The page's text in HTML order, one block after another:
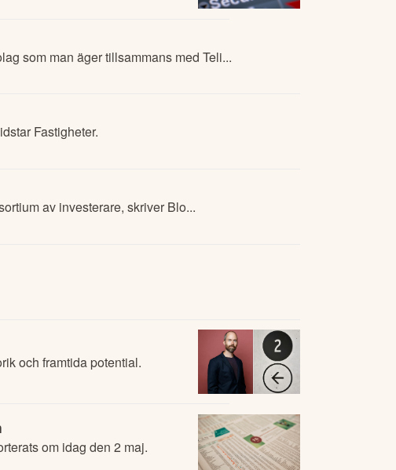
som man äger tillsammans med Teli...
Fastigheter.
av investerare, skriver Blo...
och framtida potential.
om idag den 2 maj.